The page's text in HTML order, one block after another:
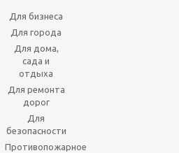
Для бизнеса
Для города
Для дома,
сада и
отдыха
Для ремонта
дорог
Для
безопасности
Противопожарное